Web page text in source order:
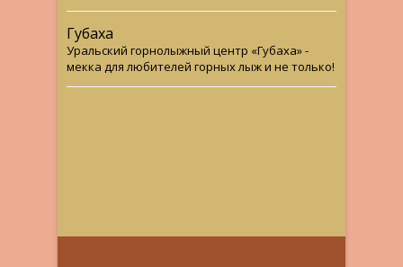
Губаха
Уральский горнолыжный центр «Губаха» -
мекка для любителей горных лыж и не только!